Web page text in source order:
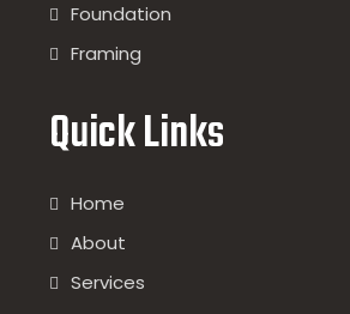
Foundation
Framing
Quick Links
Home
About
Services